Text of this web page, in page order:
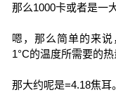
那么1000卡或者是一
嗯，那么简单的来
1°C的温度所需要的热
那大约呢是=4.18焦耳。